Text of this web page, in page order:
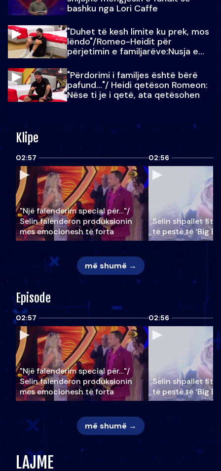
bashku nga Lori Caffe
"Duhet të kesh limite ku prek, mos
lëndo"/Romeo-Heidit për
përjetimin e familjarëve:Nusja e
"Përdorimi i familjes është bërë
pafund…"/ Heidi qetëson Romeon:
Nëse ti je i qetë, ata qetësohen
Klipe
02:57
"Një falenderim special për…"/
Selin falënderon produksionin
mes emocionesh të forta
02:56
Selin shpallet
të pestë të ‘Big
më shumë →
Episode
02:57
"Një falenderim special për…"/
Selin falënderon produksionin
mes emocionesh të forta
02:56
Selin shpallet
të pestë të ‘Big
më shumë →
LAJME